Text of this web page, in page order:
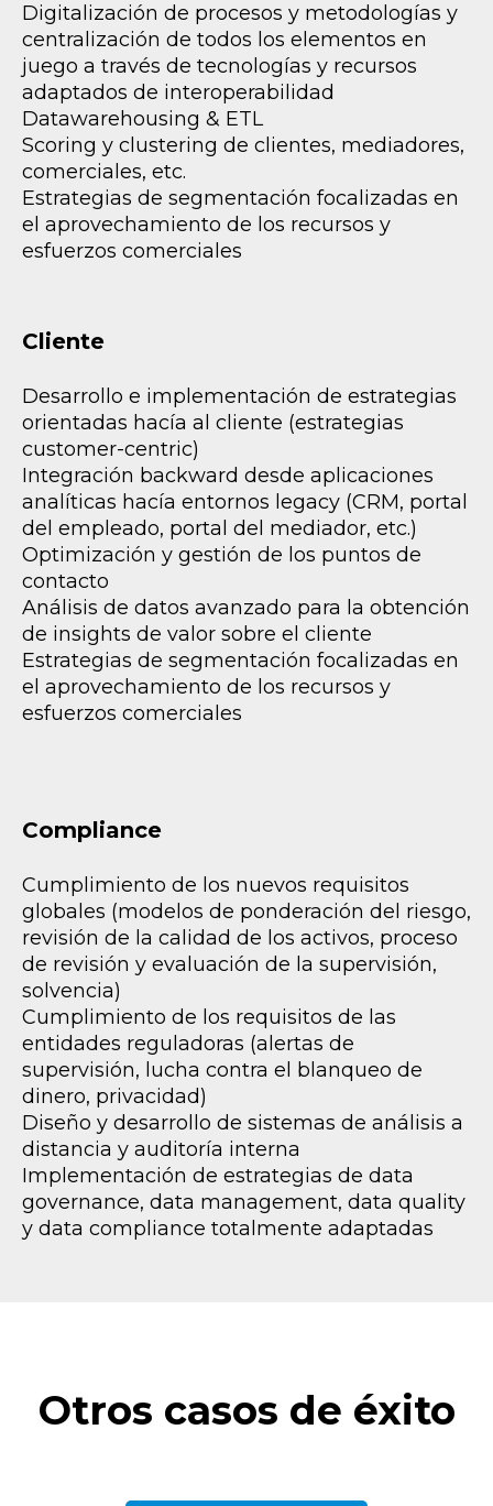
Digitalización de procesos y metodologías y
centralización de todos los elementos en
juego a través de tecnologías y recursos
adaptados de interoperabilidad
Datawarehousing & ETL
Scoring y clustering de clientes, mediadores,
comerciales, etc.
Estrategias de segmentación focalizadas en
el aprovechamiento de los recursos y
esfuerzos comerciales
Cliente
Desarrollo e implementación de estrategias
orientadas hacía al cliente (estrategias
customer-centric)
Integración backward desde aplicaciones
analíticas hacía entornos legacy (CRM, portal
del empleado, portal del mediador, etc.)
Optimización y gestión de los puntos de
contacto
Análisis de datos avanzado para la obtención
de insights de valor sobre el cliente
Estrategias de segmentación focalizadas en
el aprovechamiento de los recursos y
esfuerzos comerciales
Compliance
Cumplimiento de los nuevos requisitos
globales (modelos de ponderación del riesgo,
revisión de la calidad de los activos, proceso
de revisión y evaluación de la supervisión,
solvencia)
Cumplimiento de los requisitos de las
entidades reguladoras (alertas de
supervisión, lucha contra el blanqueo de
dinero, privacidad)
Diseño y desarrollo de sistemas de análisis a
distancia y auditoría interna
Implementación de estrategias de data
governance, data management, data quality
y data compliance totalmente adaptadas
Otros casos de éxito